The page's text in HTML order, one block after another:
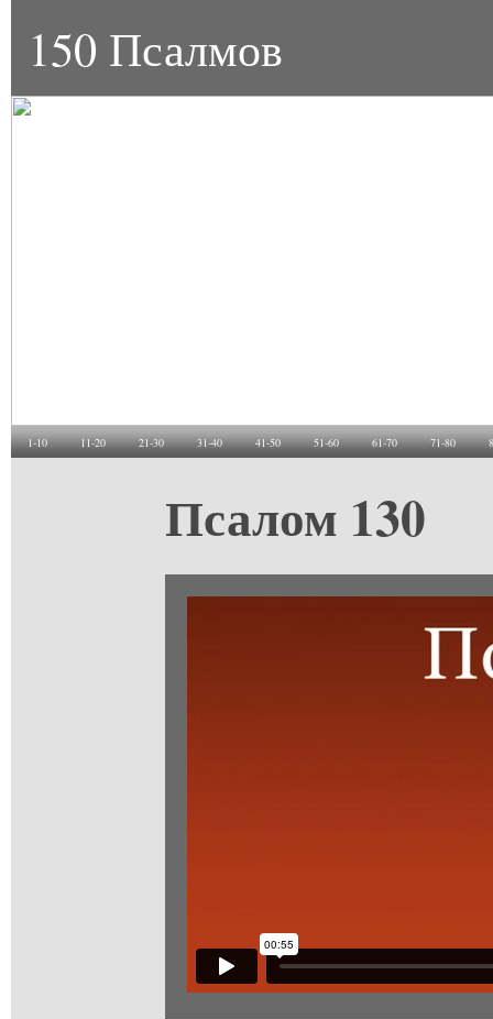
150 Псалмов
1-10 11-20 21-30 31-40 41-50 51-60 61-70 71-80
Псалом 130